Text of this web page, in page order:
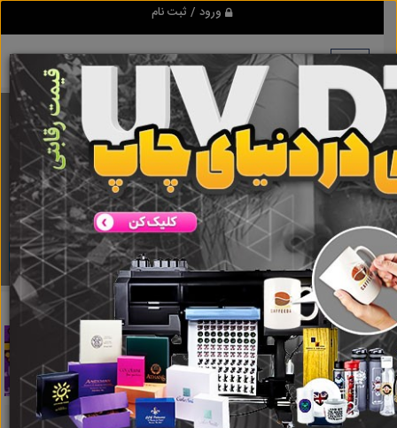
ورود / ثبت نام
برنامه اندروید ابزاریراق
مرجع نیازمندیهای ابزار و یراق آلات عمومی و صنعتی
دانلود